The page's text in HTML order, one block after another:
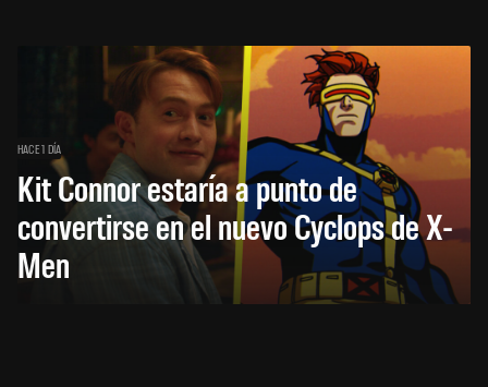
HACE 1 DÍA
Kit Connor estaría a punto de
convertirse en el nuevo Cyclops de X-
Men